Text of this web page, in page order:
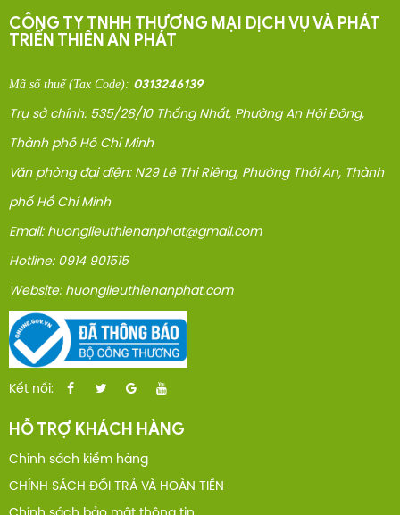
CÔNG TY TNHH THƯƠNG MẠI DỊCH VỤ VÀ PHÁT
TRIỂN THIÊN AN PHÁT
Mã số thuế(Tax Code): 0313246139
Trụ sở chính: 535/28/10 Thống Nhất, Phường An Hội Đông,
Thành phố Hồ Chí Minh
Văn phòng đại diện: N29 Lê Thị Riêng, Phường Thới An, Thành
phố Hồ Chí Minh
Email: huonglieuthienanphat@gmail.com
Hotline: 0914 901515
Website: huonglieuthienanphat.com
Kết nối:
HỖ TRỢ KHÁCH HÀNG
Chính sách kiểm hàng
CHÍNH SÁCH ĐỔI TRẢ VÀ HOÀN TIỀN